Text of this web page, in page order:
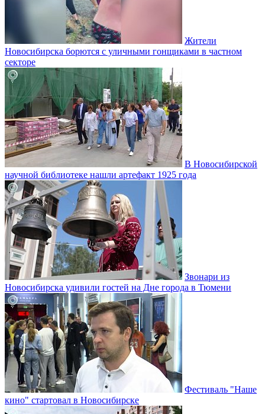
Жители
Новосибирска борются с уличными гонщиками в частном
секторе
В Новосибирской
научной библиотеке нашли артефакт 1925 года
Звонари из
Новосибирска удивили гостей на Дне города в Тюмени
Фестиваль "Наше
кино" стартовал в Новосибирске